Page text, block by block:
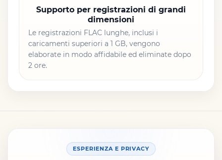
Supporto per registrazioni di grandi
dimensioni
Le registrazioni FLAC lunghe, inclusi i
caricamenti superiori a 1 GB, vengono
elaborate in modo affidabile ed eliminate dopo
2 ore.
ESPERIENZA E PRIVACY